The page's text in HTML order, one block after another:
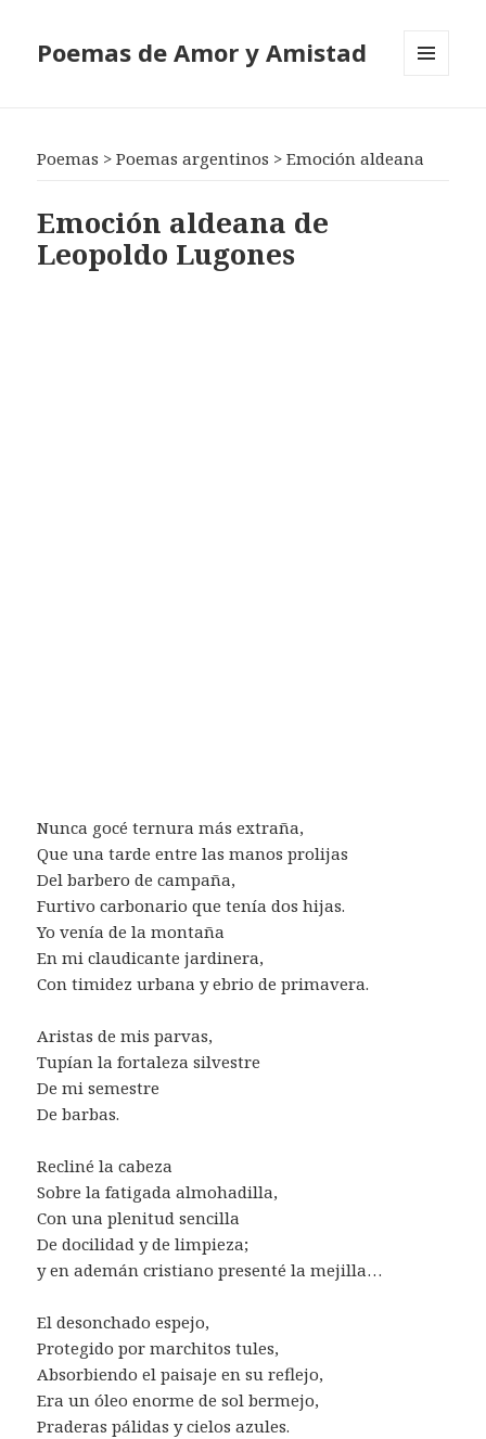
Poemas de Amor y Amistad
Poemas >Poemas argentinos >Emoción aldeana
Emoción aldeana de
Leopoldo Lugones
Nunca gocé ternura más extraña,
Que una tarde entre las manos prolijas
Del barbero de campaña,
Furtivo carbonario que tenía dos hijas.
Yo venía de la montaña
En mi claudicante jardinera,
Con timidez urbana y ebrio de primavera.
Aristas de mis parvas,
Tupían la fortaleza silvestre
De mi semestre
De barbas.
Recliné la cabeza
Sobre la fatigada almohadilla,
Con una plenitud sencilla
De docilidad y de limpieza;
y en ademán cristiano presenté la mejilla…
El desonchado espejo,
Protegido por marchitos tules,
Absorbiendo el paisaje en su reflejo,
Era un óleo enorme de sol bermejo,
Praderas pálidas y cielos azules.